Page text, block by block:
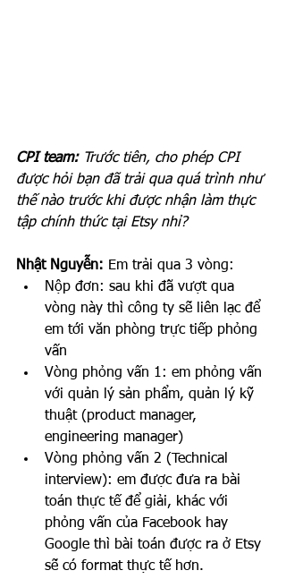
CPI team: Trước tiên, cho phép CPI
được hỏi bạn đã trải qua quá trình như
thế nào trước khi được nhận làm thực
tập chính thức tại Etsy nhỉ?
Nhật Nguyễn: Em trải qua 3 vòng:
Nộp đơn: sau khi đã vượt qua
vòng này thì công ty sẽ liên lạc để
em tới văn phòng trực tiếp phỏng
vấn
Vòng phỏng vấn 1: em phỏng vấn
với quản lý sản phẩm, quản lý kỹ
thuật (product manager,
engineering manager)
Vòng phỏng vấn 2 (Technical
interview): em được đưa ra bài
toán thực tế để giải, khác với
phỏng vấn của Facebook hay
Google thì bài toán được ra ở Etsy
sẽ có format thực tế hơn.